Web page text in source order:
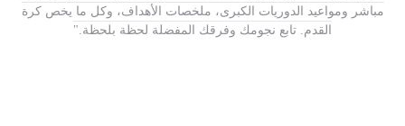
مباشر ومواعيد الدوريات الكبرى، ملخصات الأهداف، وكل ما يخص كرة
القدم. تابع نجومك وفرقك المفضلة لحظة بلحظة."